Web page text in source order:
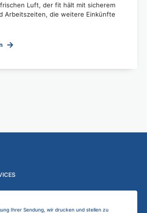
Luft, der fit hält mit sicherem
Arbeitszeiten, die weitere Einkünfte
Ihrer Sendung, wir drucken und stellen zu